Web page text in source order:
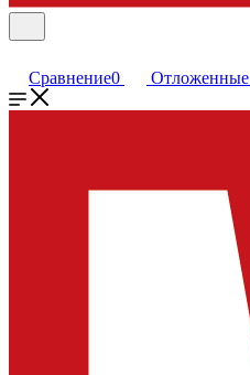
Сравнение0 Отложенные